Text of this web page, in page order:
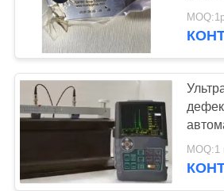
Сканеры
мини
Curve
MOQ:1